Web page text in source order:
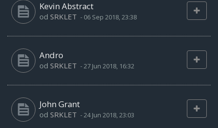
Kevin Abstract
od SRKLET - 06 Sep 2018, 23:38
Andro
od SRKLET -27 Jun 2018, 16:32
John Grant
od SRKLET -24 Jun 2018, 23:03